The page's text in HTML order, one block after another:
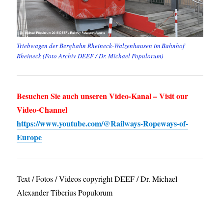
Triebwagen der Bergbahn Rheineck-Walzenhausen im Bahnhof
Rheineck (Foto Archiv DEEF / Dr. Michael Populorum)
Besuchen Sie auch unseren Video-Kanal – Visit our
Video-Channel
https://www.youtube.com/@Railways-Ropeways-of-
Europe
Text / Fotos / Videos copyright DEEF / Dr. Michael
Alexander Tiberius Populorum